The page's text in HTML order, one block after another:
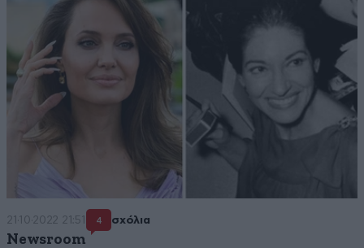
21·10·2022 21:51 4 σχόλια
Newsroom